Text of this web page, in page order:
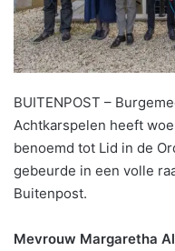
BUITENPOST –
Achtkarspelen heeft
benoemd tot Lid in de
gebeurde in een volle
Buitenpost.
Mevrouw Margaretha